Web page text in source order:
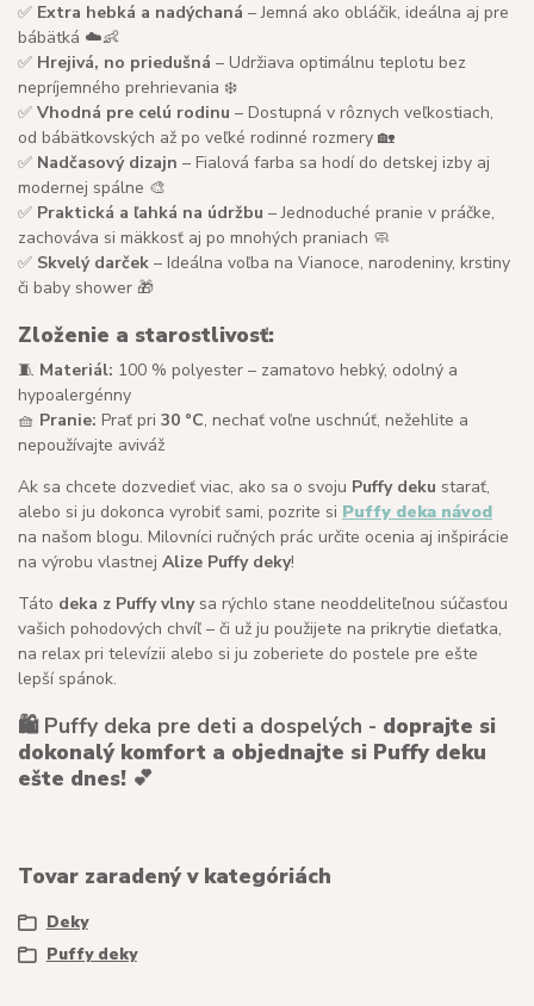
✅ Extra hebká a nadýchaná – Jemná ako obláčik, ideálna aj pre
bábätká ☁️👶
✅ Hrejivá, no priedušná – Udržiava optimálnu teplotu bez
nepríjemného prehrievania ❄️
✅ Vhodná pre celú rodinu – Dostupná v rôznych veľkostiach,
od bábätkovských až po veľké rodinné rozmery 🏡
✅ Nadčasový dizajn – Fialová farba sa hodí do detskej izby aj
modernej spálne 🎨
✅ Praktická a ľahká na údržbu – Jednoduché pranie v práčke,
zachováva si mäkkosť aj po mnohých praniach 🧼
✅ Skvelý darček – Ideálna voľba na Vianoce, narodeniny, krstiny
či baby shower 🎁
Zloženie a starostlivosť:
🧵 Materiál: 100 % polyester – zamatovo hebký, odolný a
hypoalergénny
🧺 Pranie: Prať pri 30 °C, nechať voľne uschnúť, nežehlite a
nepoužívajte aviváž
Ak sa chcete dozvedieť viac, ako sa o svoju Puffy deku starať,
alebo si ju dokonca vyrobiť sami, pozrite si Puffy deka návod
na našom blogu. Milovníci ručných prác určite ocenia aj inšpirácie
na výrobu vlastnej Alize Puffy deky!
Táto deka z Puffy vlnysa rýchlo stane neoddeliteľnou súčasťou
vašich pohodových chvíľ – či už ju použijete na prikrytie dieťatka,
na relax pri televízii alebo si ju zoberiete do postele pre ešte
lepší spánok.
🛍️ Puffy deka pre deti a dospelých - doprajte si
dokonalý komfort a objednajte si Puffy deku
ešte dnes! 💕
Tovar zaradený v kategóriách
Deky
Puffy deky